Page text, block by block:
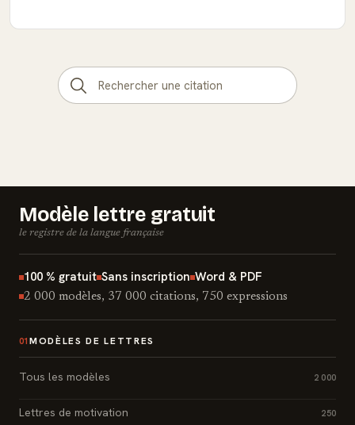
Modèle lettre gratuit
le registre de la langue française
100 % gratuit Sans inscription Word & PDF
2 000 modèles, 37 000 citations, 750 expressions
01 MODÈLES DE LETTRES
Tous les modèles 2 000
Lettres de motivation 250